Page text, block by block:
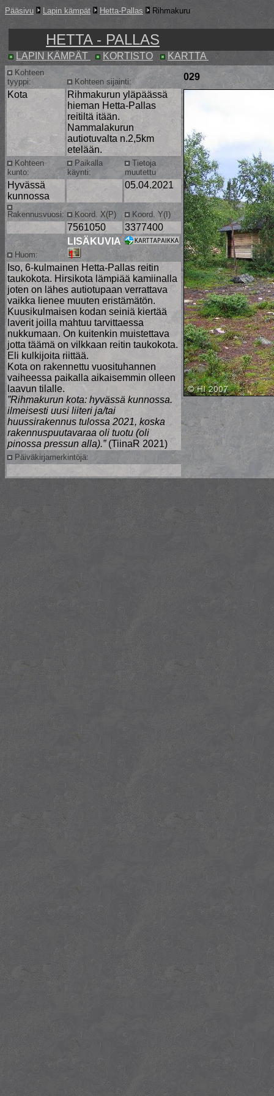
Pääsivu Lapin kämpät Hetta-Pallas Rihmakuru
HETTA - PALLAS
LAPIN KÄMPÄT KORTISTO KARTTA
Kohteen
tyyppi:
Kohteen sijainti:
029
Kota
Rihmakurun yläpäässä
hieman Hetta-Pallas
reitiltä itään.
Nammalakurun
autiotuvalta n.2,5km
etelään.
Kohteen
kunto:
Paikalla
käynti:
Tietoja
muutettu
Hyvässä
kunnossa
05.04.2021
Rakennusvuosi: Koord. X(P) Koord. Y(I)
7561050 3377400
Huom:
LISÄKUVIA
Iso, 6-kulmainen Hetta-Pallas reitin
taukokota. Hirsikota lämpiää kamiinalla
joten on lähes autiotupaan verrattava
vaikka lienee muuten eristämätön.
Kuusikulmaisen kodan seiniä kiertää
laverit joilla mahtuu tarvittaessa
nukkumaan. On kuitenkin muistettava
jotta täämä on vilkkaan reitin taukokota.
Eli kulkijoita riittää.
Kota on rakennettu vuosituhannen
vaiheessa paikalla aikaisemmin olleen
laavun tilalle.
”Rihmakurun kota: hyvässä kunnossa.
ilmeisesti uusi liiteri ja/tai
huussirakennus tulossa 2021, koska
rakennuspuutavaraa oli tuotu (oli
pinossa pressun alla).”(TiinaR 2021)
Päiväkirjamerkintöjä: